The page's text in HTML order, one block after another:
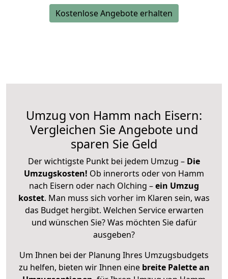
Kostenlose Angebote erhalten
Umzug von Hamm nach Eisern:
Vergleichen Sie Angebote und
sparen Sie Geld
Der wichtigste Punkt bei jedem Umzug – Die
Umzugskosten! Ob innerorts oder von Hamm
nach Eisern oder nach Olching –ein Umzug
kostet. Man muss sich vorher im Klaren sein, was
das Budget hergibt. Welchen Service erwarten
und wünschen Sie? Was möchten Sie dafür
ausgeben?
Um Ihnen bei der Planung Ihres Umzugsbudgets
zu helfen, bieten wir Ihnen eine breite Palette an